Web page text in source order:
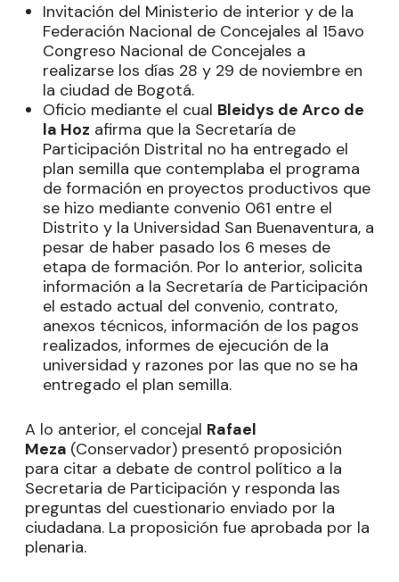
Invitación del Ministerio de interior y de la
Federación Nacional de Concejales al 15avo
Congreso Nacional de Concejales a
realizarse los días 28 y 29 de noviembre en
la ciudad de Bogotá.
Oficio mediante el cual Bleidys de Arco de
la Hoz afirma que la Secretaría de
Participación Distrital no ha entregado el
plan semilla que contemplaba el programa
de formación en proyectos productivos que
se hizo mediante convenio 061 entre el
Distrito y la Universidad San Buenaventura, a
pesar de haber pasado los 6 meses de
etapa de formación. Por lo anterior, solicita
información a la Secretaría de Participación
el estado actual del convenio, contrato,
anexos técnicos, información de los pagos
realizados, informes de ejecución de la
universidad y razones por las que no se ha
entregado el plan semilla.
A lo anterior, el concejal Rafael
Meza (Conservador) presentó proposición
para citar a debate de control político a la
Secretaria de Participación y responda las
preguntas del cuestionario enviado por la
ciudadana. La proposición fue aprobada por la
plenaria.